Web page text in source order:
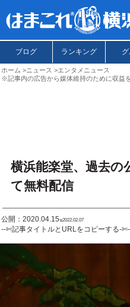
ブログ ランキング
ホーム ニュース
エンタメニュース
※記事内の広告から媒体維持のために収益
横浜能楽堂、過去の
て無料配信
公開：2020.04.15ಇ2022.02.07
--✄記事タイトルとURLをコピーする-